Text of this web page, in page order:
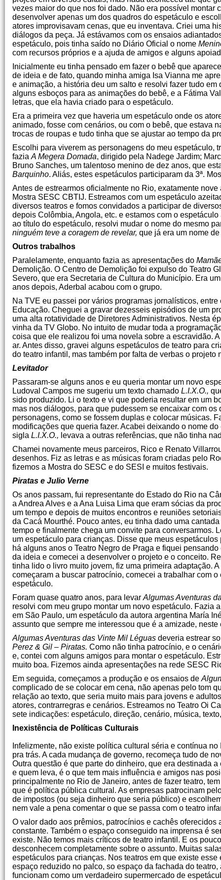
vezes maior do que nos foi dado. Não era possível
desenvolver apenas um dos quadros do espetáculo e
atores improvisavam cenas, que eu inventava. Criei uma
diálogos da peça. Já estávamos com os ensaios
espetáculo, pois tinha saído no Diário Oficial o nome
com recursos próprios e a ajuda de amigos e alguns
Inicialmente eu tinha pensado em fazer o bebê que
de ideia e de fato, quando minha amiga Isa Vianna me
e animação, a história deu um salto e resolvi fazer tudo
alguns esboços para as animações do bebê, e a Fátima
letras, que ela havia criado para o espetáculo.
Era a primeira vez que haveria um espetáculo onde os
animado, fosse com cenários, ou com o bebê, que estava
trocas de roupas e tudo tinha que se ajustar ao tempo da
Escolhi para viverem as personagens do meu
fazia A Megera Domada, dirigido pela Nadege Jardim;
Bruno Sanches, um talentoso menino de dez anos, que
Barquinho. Aliás, estes espetáculos participaram da 3ª.
Antes de estrearmos oficialmente no Rio, exatamente
Mostra SESC CBTIJ. Estreamos com um espetáculo
diversos teatros e fomos convidados a participar de
depois Colômbia, Angola, etc. e estamos com o
ao título do espetáculo, resolvi mudar o nome do mesmo
ninguém teve a coragem de revelar, que já era um nome
Outros trabalhos
Paralelamente, enquanto fazia as apresentações do
Demolição. O Centro de Demolição foi expulso do Teatro
Severo, que era Secretaria de Cultura do Município. Era
anos depois, Aderbal acabou com o grupo.
Na TVE eu passei por vários programas jornalísticos,
Educação. Cheguei a gravar dezesseis episódios de um
uma alta rotatividade de Diretores Administrativos. Nesta
vinha da TV Globo. No intuito de mudar toda a
coisa que ele realizou foi uma novela sobre a escravidão.
ar. Antes disso, gravei alguns espetáculos de teatro para
do teatro infantil, mas também por falta de verbas o projeto
Levitador
Passaram-se alguns anos e eu queria montar um novo
Ludoval Campos me sugeriu um texto chamado L.I.X.O.,
sido produzido. Li o texto e vi que poderia resultar em um
mas nos diálogos, para que pudessem se encaixar com
personagens, como se fossem duplas e colocar músicas.
modificações que queria fazer. Acabei deixando o nome
sigla L.I.X.O., levava a outras referências, que não tinha
Chamei novamente meus parceiros, Rico e Renato
desenhos. Fiz as letras e as músicas foram criadas pelo
fizemos a Mostra do SESC e do SESI e muitos festivais.
Piratas e Julio Verne
Os anos passam, fui representante do Estado do Rio na
a Andrea Alves e a Ana Luisa Lima que eram sócias da
um tempo e depois de muitos encontros e reuniões
da Cacá Mourthé. Pouco antes, eu tinha dado uma
tempo e finalmente chega um convite para conversarmos.
um espetáculo para crianças. Disse que meus
há alguns anos o Teatro Negro de Praga e fiquei
da ideia e comecei a desenvolver o projeto e o conceito.
tinha lido o livro muito jovem, fiz uma primeira adaptação.
começaram a buscar patrocínio, comecei a trabalhar com
espetáculo.
Foram quase quatro anos, para levar Algumas Aventuras
resolvi com meu grupo montar um novo espetáculo. Fazia
em São Paulo, um espetáculo da autora argentina María
assunto que sempre me interessou que é a amizade,
Algumas Aventuras das Vinte Mil Léguas deveria estrear
Perez & Gil – Piratas. Como não tinha patrocínio, e o
e, contei com alguns amigos para montar o espetáculo.
muito boa. Fizemos ainda apresentações na rede SESC
Em seguida, começamos a produção e os ensaios de
complicado de se colocar em cena, não apenas pelo tom
relação ao texto, que seria muito mais para jovens e
atores, contrarregras e cenários. Estreamos no Teatro Oi
sete indicações: espetáculo, direção, cenário, música,
Inexistência de Políticas Culturais
Infelizmente, não existe política cultural séria e contínua
pra trás. A cada mudança de governo, recomeça tudo de
Outra questão é que parte do dinheiro, que era destinada
e quem leva, é o que tem mais influência e amigos nas
principalmente no Rio de Janeiro, antes de fazer teatro,
que é política pública cultural. As empresas patrocinam
de impostos (ou seja dinheiro que seria público) e
nem vale a pena comentar o que se passa com o teatro
O valor dado aos prêmios, patrocínios e cachês
constante. Também o espaço conseguido na imprensa é
existe. Não temos mais críticos de teatro infantil. E os
desconhecem completamente sobre o assunto. Muitas
espetáculos para crianças. Nos teatros em que existe
espaço reduzido no palco, so espaço da fachada do
funcionam como um verdadeiro supermercado de